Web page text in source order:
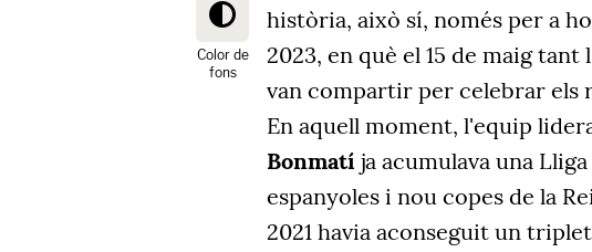
Color de
fons
història, això sí, només per a
2023, en què el 15 de maig
van compartir per celebrar els
En aquell moment, l'equip
Bonmatí ja acumulava una
espanyoles i nou copes de la
2021 havia aconseguit un